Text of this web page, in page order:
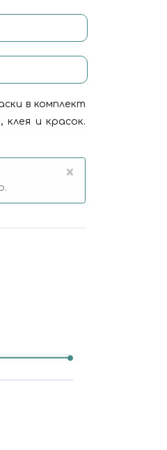
в комплект
клея и красок.
×